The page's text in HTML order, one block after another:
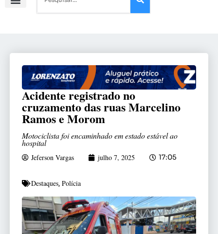
Acidente registrado no
cruzamento das ruas Marcelino
Ramos e Morom
Motociclista foi encaminhado em estado estável ao
hospital
Jeferson Vargas julho 7, 2025 17:05
Destaques, Polícia